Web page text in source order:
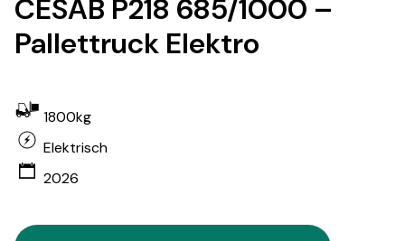
CESAB P218 685/1000 –
Pallettruck Elektro
1800kg
Elektrisch
2026